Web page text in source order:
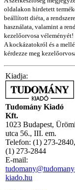
oldalakon hirdetett
beállított diéta, a
használata, valamint a
kezelőorvosa véleményét!
A kockázatokról és a
kérdezze meg
Kiadja:
Tudomány Kiadó
Kft.
1023 Budapest, Ürömi
utca 56., III. em.
Telefon: (1) 273-2840,
(1) 273-2844
E-mail:
kiado.hu